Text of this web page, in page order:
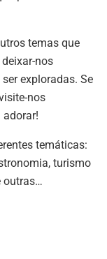
temas que
nos
exploradas. Se
nos
temáticas:
turismo
outras…